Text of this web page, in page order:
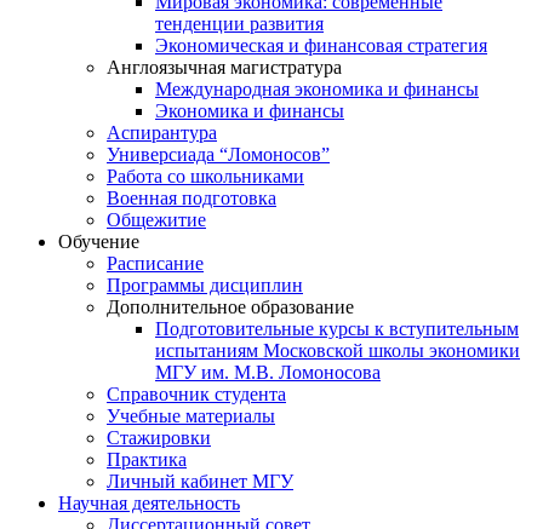
тенденции развития
Экономическая и финансовая стратегия
Англоязычная магистратура
Международная экономика и финансы
Экономика и финансы
Аспирантура
Универсиада “Ломоносов”
Работа со школьниками
Военная подготовка
Общежитие
Обучение
Расписание
Программы дисциплин
Дополнительное образование
Подготовительные курсы к вступительным
испытаниям Московской школы экономики
МГУ им. М.В. Ломоносова
Справочник студента
Учебные материалы
Стажировки
Практика
Личный кабинет МГУ
Научная деятельность